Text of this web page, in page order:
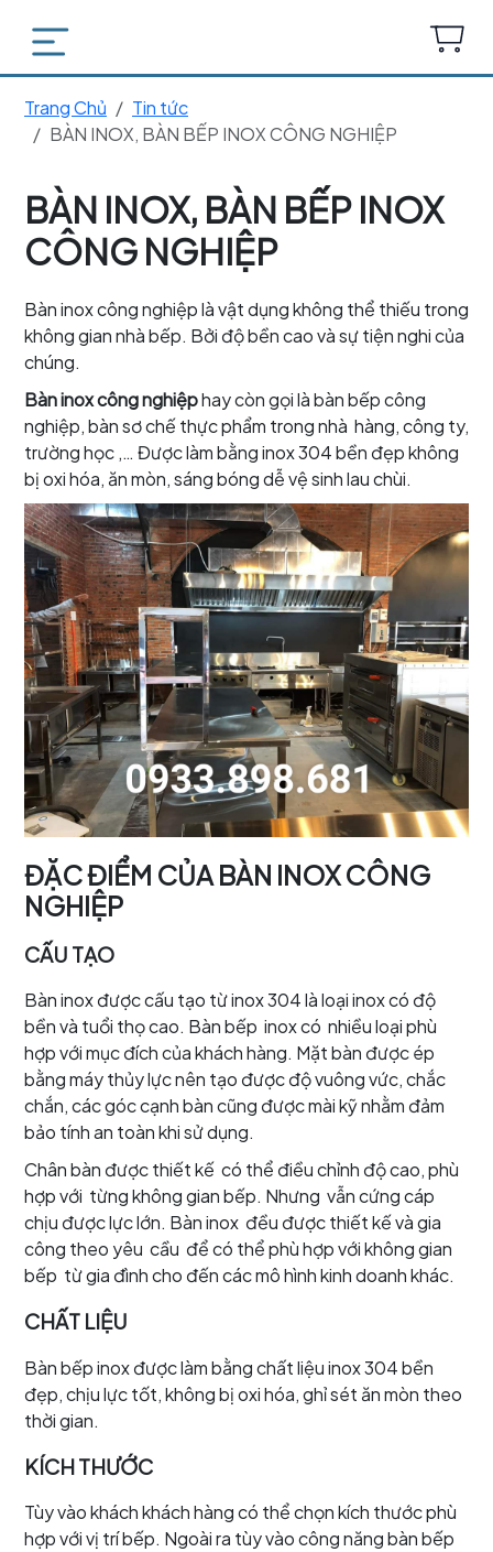
Trang Chủ
Tin tức
BÀN INOX, BÀN BẾP INOX CÔNG NGHIỆP
BÀN INOX, BÀN BẾP INOX
CÔNG NGHIỆP
Bàn inox công nghiệp là vật dụng không thể thiếu trong
không gian nhà bếp. Bởi độ bền cao và sự tiện nghi của
chúng.
Bàn inox công nghiệphay còn gọi là bàn bếp công
nghiệp, bàn sơ chế thực phẩm trong nhà hàng, công ty,
trường học ,… Được làm bằng inox 304 bền đẹp không
bị oxi hóa, ăn mòn, sáng bóng dễ vệ sinh lau chùi.
ĐẶC ĐIỂM CỦA BÀN INOX CÔNG
NGHIỆP
CẤU TẠO
Bàn inox được cấu tạo từ inox 304 là loại inox có độ
bền và tuổi thọ cao. Bàn bếp inox có nhiều loại phù
hợp với mục đích của khách hàng. Mặt bàn được ép
bằng máy thủy lực nên tạo được độ vuông vức, chắc
chắn, các góc cạnh bàn cũng được mài kỹ nhằm đảm
bảo tính an toàn khi sử dụng.
Chân bàn được thiết kế có thể điều chỉnh độ cao, phù
hợp với từng không gian bếp. Nhưng vẫn cứng cáp
chịu được lực lớn. Bàn inox đều được thiết kế và gia
công theo yêu cầu để có thể phù hợp với không gian
bếp từ gia đình cho đến các mô hình kinh doanh khác.
CHẤT LIỆU
Bàn bếp inox được làm bằng chất liệu inox 304 bền
đẹp, chịu lực tốt, không bị oxi hóa, ghỉ sét ăn mòn theo
thời gian.
KÍCH THƯỚC
Tùy vào khách khách hàng có thể chọn kích thước phù
hợp với vị trí bếp. Ngoài ra tùy vào công năng bàn bếp